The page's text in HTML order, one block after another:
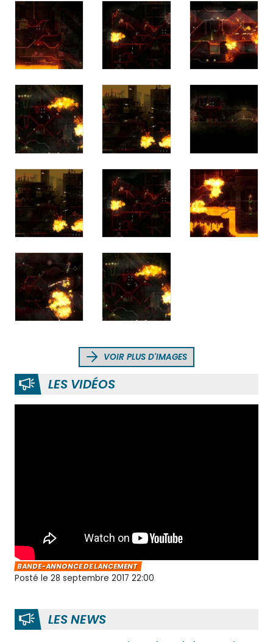
VOIR PLUS D'IMAGES
LES VIDÉOS
BANDE-ANNONCE DE LANCEMENT
Posté le 28 septembre 2017 22:00
LES NEWS